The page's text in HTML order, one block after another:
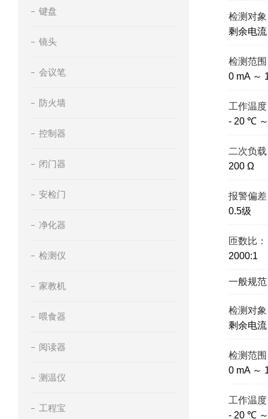
键盘
镜头
会议笔
防火墙
控制器
闭门器
安检门
净化器
检测仪
家教机
喂食器
阅读器
测温仪
工程宝
检测对
剩余电流
检测范
0 mA ～
工作温
- 20 ℃
二次负
200 Ω
报警偏
0.5级
匝数比：
2000:1
一般规范
检测对
剩余电流
检测范
0 mA ～
工作温
- 20 ℃